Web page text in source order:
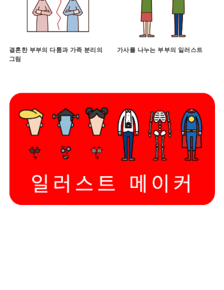
결혼한 부부의 다툼과 가족 분리의
그림
가사를 나누는 부부의 일러스트